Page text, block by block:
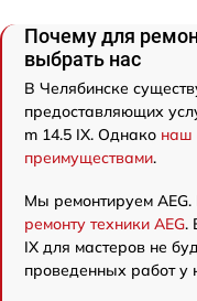
Почему для
выбрать нас
В Челябинске
предоставляющих
m 14.5 IX. Однако наш
преимуществами.
Мы ремонтируем
ремонту техники AEG.
IX для мастеров не
проведенных работ у